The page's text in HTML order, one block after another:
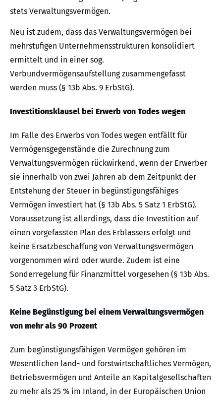
stets Verwaltungsvermögen.
Neu ist zudem, dass das Verwaltungsvermögen bei
mehrstufigen Unternehmensstrukturen konsolidiert
ermittelt und in einer sog.
Verbundvermögensaufstellung zusammengefasst
werden muss (§ 13b Abs. 9 ErbStG).
Investitionsklausel bei Erwerb von Todes wegen
Im Falle des Erwerbs von Todes wegen entfällt für
Vermögensgegenstände die Zurechnung zum
Verwaltungsvermögen rückwirkend, wenn der Erwerber
sie innerhalb von zwei Jahren ab dem Zeitpunkt der
Entstehung der Steuer in begünstigungsfähiges
Vermögen investiert hat (§ 13b Abs. 5 Satz 1 ErbStG).
Voraussetzung ist allerdings, dass die Investition auf
einen vorgefassten Plan des Erblassers erfolgt und
keine Ersatzbeschaffung von Verwaltungsvermögen
vorgenommen wird oder wurde. Zudem ist eine
Sonderregelung für Finanzmittel vorgesehen (§ 13b Abs.
5 Satz 3 ErbStG).
Keine Begünstigung bei einem Verwaltungsvermögen
von mehr als 90 Prozent
Zum begünstigungsfähigen Vermögen gehören im
Wesentlichen land- und forstwirtschaftliches Vermögen,
Betriebsvermögen und Anteile an Kapitalgesellschaften
zu mehr als 25 % im Inland, in der Europäischen Union